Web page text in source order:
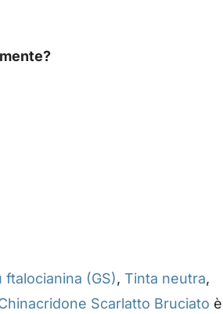
ftalocianina (GS),Tinta neutra,
Scarlatto Bruciato è